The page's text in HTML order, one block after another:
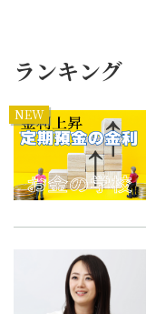
ランキング
NEW